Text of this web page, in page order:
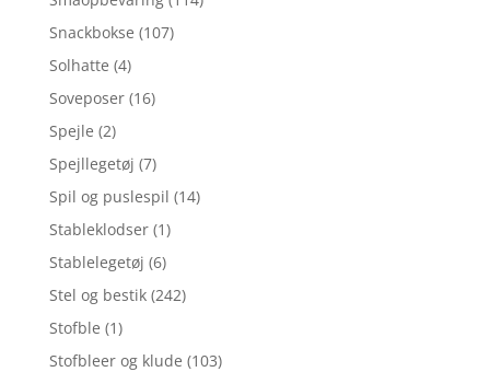
Snackbokse (107)
Solhatte (4)
Soveposer (16)
Spejle (2)
Spejllegetøj (7)
Spil og puslespil (14)
Stableklodser (1)
Stablelegetøj (6)
Stel og bestik (242)
Stofble (1)
Stofbleer og klude (103)